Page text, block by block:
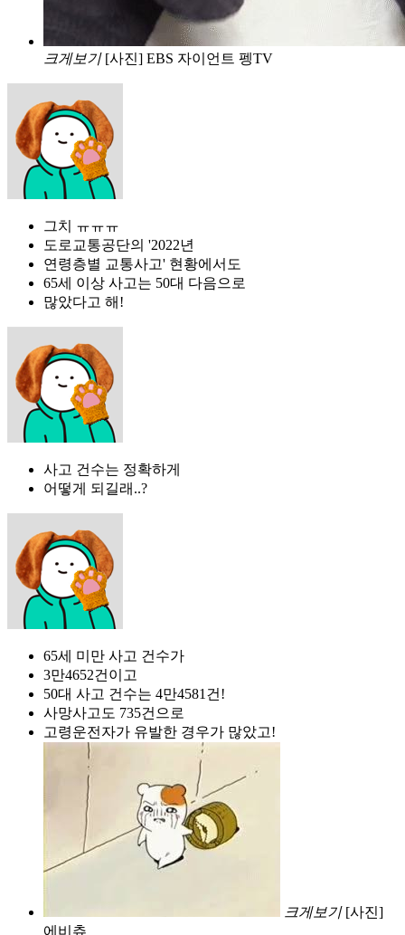
크게보기 [사진] EBS 자이언트 펭TV
그치 ㅠㅠㅠ
도로교통공단의 '2022년
연령층별 교통사고' 현황에서도
65세 이상 사고는 50대 다음으로
많았다고 해!
사고 건수는 정확하게
어떻게 되길래..?
65세 미만 사고 건수가
3만4652건이고
50대 사고 건수는 4만4581건!
사망사고도 735건으로
고령운전자가 유발한 경우가 많았고!
크게보기 [사진]
에비츄